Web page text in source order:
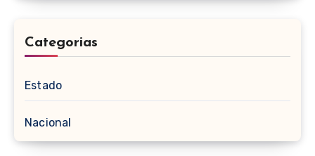
Categorias
Estado
Nacional